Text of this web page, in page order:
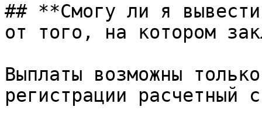
## **Смогу ли я
от того, на котором
Выплаты возможны
регистрации расчетный